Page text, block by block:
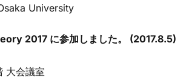
University
2017 に参加しました。 (2017.8.5)
大会議室